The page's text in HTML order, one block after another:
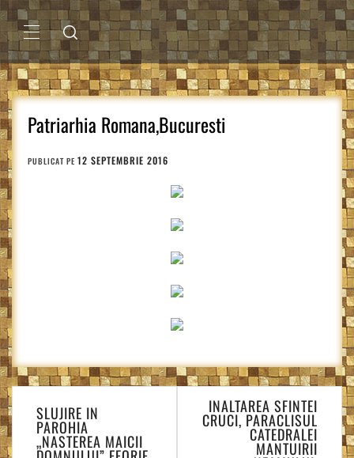
Sari
la
conținutMENIU
PRINCIPAL
Patriarhia Romana,Bucuresti
PUBLICAT PE 12 SEPTEMBRIE 2016
Navigare
în
articole
SLUJIRE IN
PAROHIA
„NASTEREA MAICII
INALTAREA SFINTEI
CRUCI, PARACLISUL
CATEDRALEI
MANTUIRII